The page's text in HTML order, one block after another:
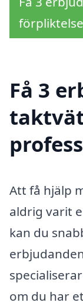
Få 3
Att få hjälp
aldrig varit
kan du
om du har